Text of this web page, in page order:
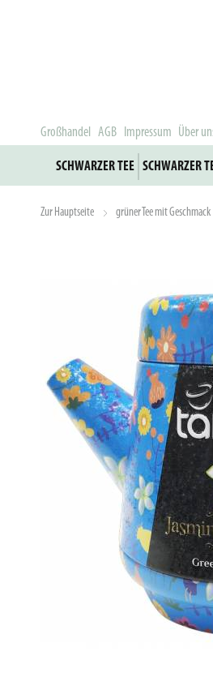
Großhandel AGB Impressum Über
SCHWARZER TEE SCHWARZER
Zur Hauptseite grüner Tee mit Geschmack